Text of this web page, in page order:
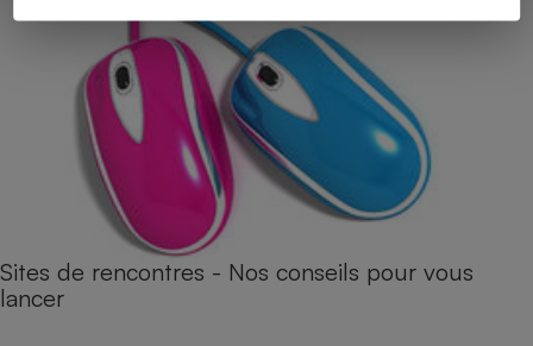
Sites de rencontres - Nos conseils pour vous
lancer